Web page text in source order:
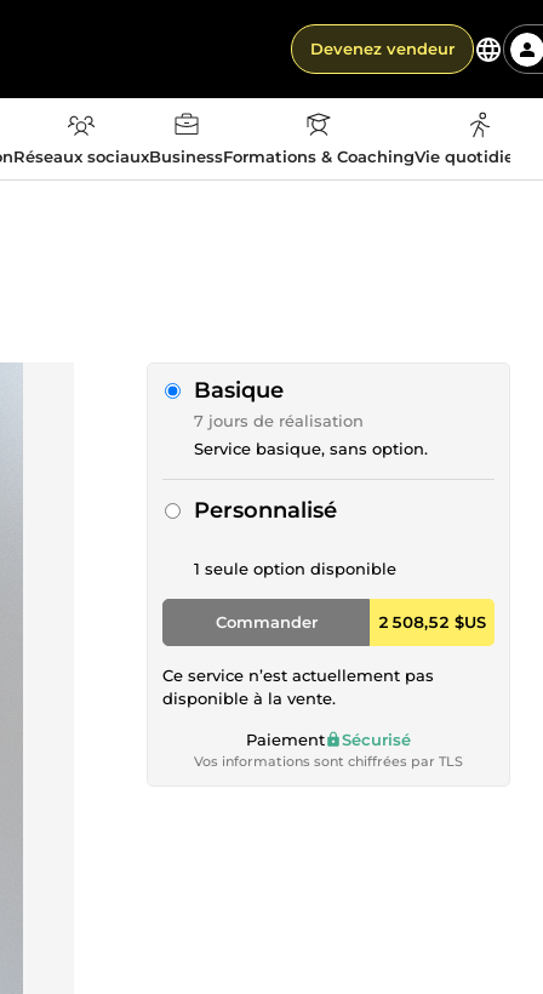
Devenez vendeur
Réseaux sociauxBusinessFormations & CoachingVie
Basique
7 jours de réalisation
Service basique, sans option.
Personnalisé
1 seule option disponible
Commander 2 508,52 $US
Ce service n’est actuellement pas
disponible à la vente.
Paiement Sécurisé
Vos informations sont chiffrées par TLS